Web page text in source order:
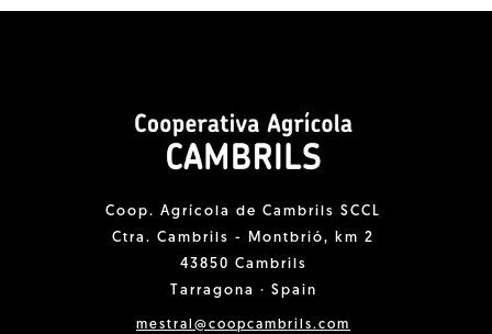
Coop. Agrícola de Cambrils SCCL
Ctra. Cambrils - Montbrió, km 2
43850 Cambrils
Tarragona · Spain
mestral@coopcambrils.com